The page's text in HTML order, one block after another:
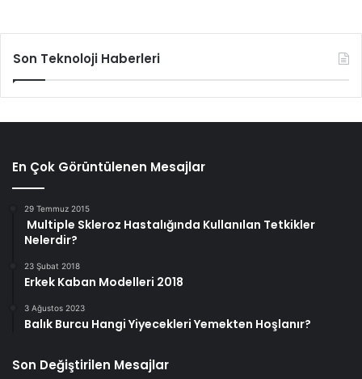
Son Teknoloji Haberleri
En Çok Görüntülenen Mesajlar
29 Temmuz 2015
Multiple Skleroz Hastalığında Kullanılan Tetkikler
Nelerdir?
23 Şubat 2018
Erkek Kaban Modelleri 2018
3 Ağustos 2023
Balık Burcu Hangi Yiyecekleri Yemekten Hoşlanır?
Son Değiştirilen Mesajlar